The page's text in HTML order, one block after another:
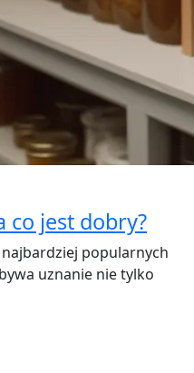
co jest dobry?
popularnych
uznanie nie tylko